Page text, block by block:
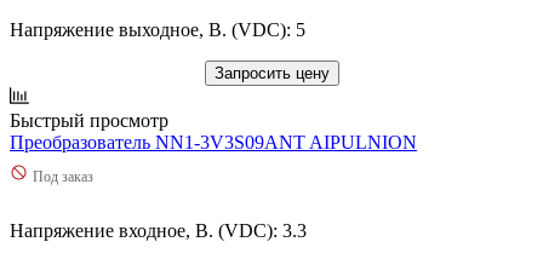
Напряжение выходное, В. (VDC): 5
Запросить цену
Быстрый просмотр
Преобразователь NN1-3V3S09ANT AIPULNION
Под заказ
Напряжение входное, В. (VDC): 3.3